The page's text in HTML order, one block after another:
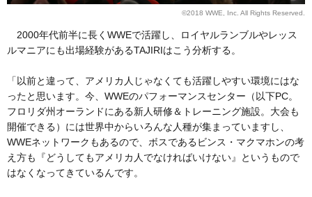
©2018 WWE, Inc. All Rights Reserved.
2000年代前半に長くWWEで活躍し、ロイヤルランブルやレッス
ルマニアにも出場経験があるTAJIRIはこう分析する。
「以前と違って、アメリカ人じゃなくても活躍しやすい環境にはな
ったと思います。今、WWEのパフォーマンスセンター（以下PC。
フロリダ州オーランドにある新人研修＆トレーニング施設。大会も
開催できる）には世界中からいろんな人種が集まっていますし、
WWEネットワークもあるので、ボスであるビンス・マクマホンの考
え方も『どうしてもアメリカ人でなければいけない』というもので
はなくなってきているんです。